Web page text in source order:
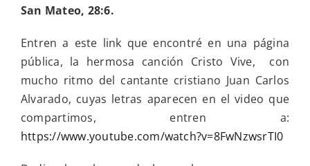
San Mateo, 28:6.
Entren a este link que encontré en una página
pública, la hermosa canción Cristo Vive, con
mucho ritmo del cantante cristiano Juan Carlos
Alvarado, cuyas letras aparecen en el video que
compartimos, entren a:
https://www.youtube.com/watch?v=8FwNzwsrTI0